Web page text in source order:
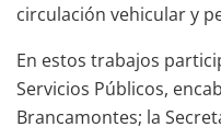
circulación vehicular y
En estos trabajos
Servicios Públicos,
Brancamontes; la